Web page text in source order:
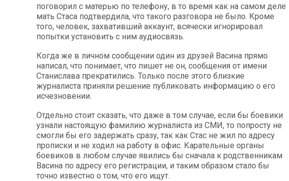
поговорил с матерью по телефону, в то время как на самом деле
мать Стаса подтвердила, что такого разговора не было. Кроме
того, человек, захвативший аккаунт, всячески игнорировал
попытки установить с ним аудиосвязь.
Когда же в личном сообщении один из друзей Васина прямо
написал, что понимает, что пишет не он, сообщения от имени
Станислава прекратились. Только после этого близкие
журналиста приняли решение публиковать информацию о его
исчезновении.
Отдельно стоит сказать, что даже в том случае, если бы боевики
узнали настоящую фамилию журналиста из СМИ, то попросту не
смогли бы его задержать сразу, так как Стас не жил по адресу
прописки и не ходил на работу в офис. Карательные органы
боевиков в любом случае явились бы сначала к родственникам
Васина по адресу его регистрации, и таким образом стало бы
точно известно о том, что его ищут.